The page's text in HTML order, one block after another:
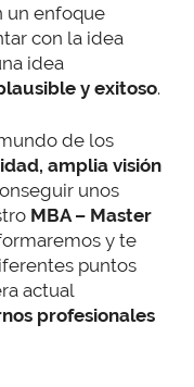
un enfoque
con la idea
idea
y exitoso.
de los
amplia visión
unos
MBA – Master
y te
puntos
actual
profesionales